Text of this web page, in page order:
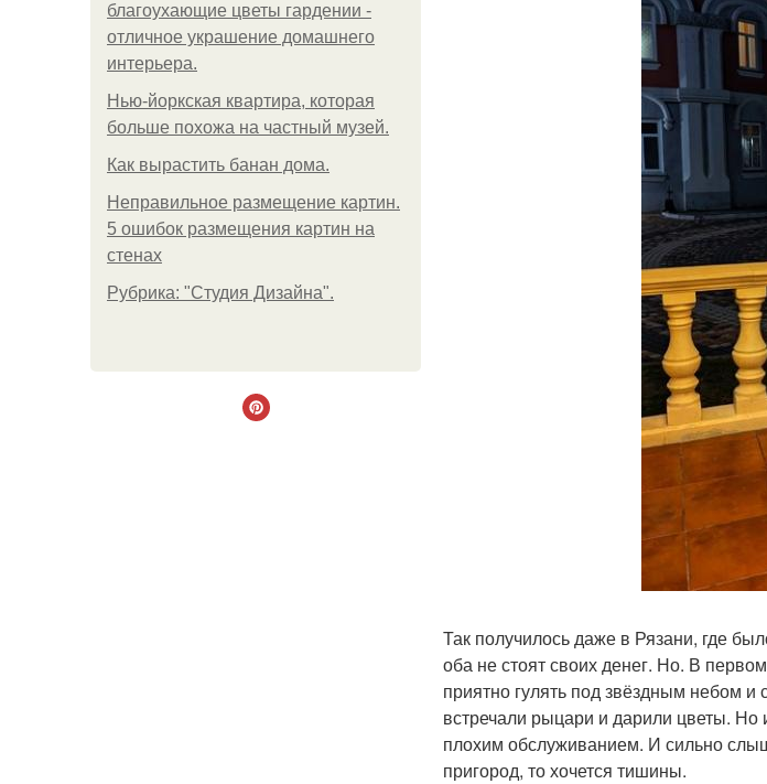
благоухающие цветы гардении -
отличное украшение домашнего
интерьера.
Нью-йоркская квартира, которая
больше похожа на частный музей.
Как вырастить банан дома.
Неправильное размещение картин.
5 ошибок размещения картин на
стенах
Рубрика: "Студия Дизайна".
Так получилось даже в Рязани, где
оба не стоят своих денег. Но. В
приятно гулять под звёздным небом и
встречали рыцари и дарили цветы. Но
плохим обслуживанием. И сильно
пригород, то хочется тишины.